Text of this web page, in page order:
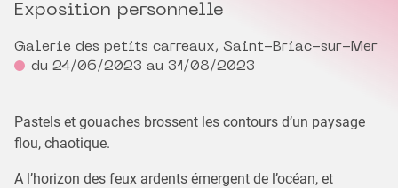
Exposition personnelle
Galerie des petits carreaux, Saint-Briac-sur-Mer
du 24/06/2023 au 31/08/2023
Pastels et gouaches brossent les contours d’un paysage
flou, chaotique.
A l’horizon des feux ardents émergent de l’océan, et